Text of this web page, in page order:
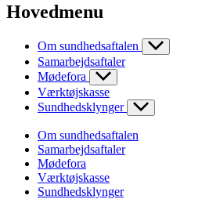
Hovedmenu
Om sundhedsaftalen
Samarbejdsaftaler
Mødefora
Værktøjskasse
Sundhedsklynger
Om sundhedsaftalen
Samarbejdsaftaler
Mødefora
Værktøjskasse
Sundhedsklynger